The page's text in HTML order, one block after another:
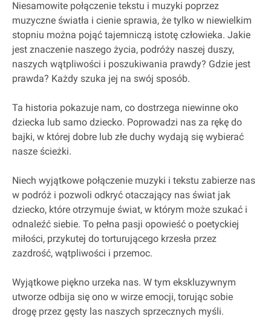
Niesamowite połączenie tekstu i muzyki poprzez
muzyczne światła i cienie sprawia, że tylko w niewielkim
stopniu można pojąć tajemniczą istotę człowieka. Jakie
jest znaczenie naszego życia, podróży naszej duszy,
naszych wątpliwości i poszukiwania prawdy? Gdzie jest
prawda? Każdy szuka jej na swój sposób.
Ta historia pokazuje nam, co dostrzega niewinne oko
dziecka lub samo dziecko. Poprowadzi nas za rękę do
bajki, w której dobre lub złe duchy wydają się wybierać
nasze ścieżki.
Niech wyjątkowe połączenie muzyki i tekstu zabierze nas
w podróż i pozwoli odkryć otaczający nas świat jak
dziecko, które otrzymuje świat, w którym może szukać i
odnaleźć siebie. To pełna pasji opowieść o poetyckiej
miłości, przykutej do torturującego krzesła przez
zazdrość, wątpliwości i przemoc.
Wyjątkowe piękno urzeka nas. W tym ekskluzywnym
utworze odbija się ono w wirze emocji, torując sobie
drogę przez gęsty las naszych sprzecznych myśli.